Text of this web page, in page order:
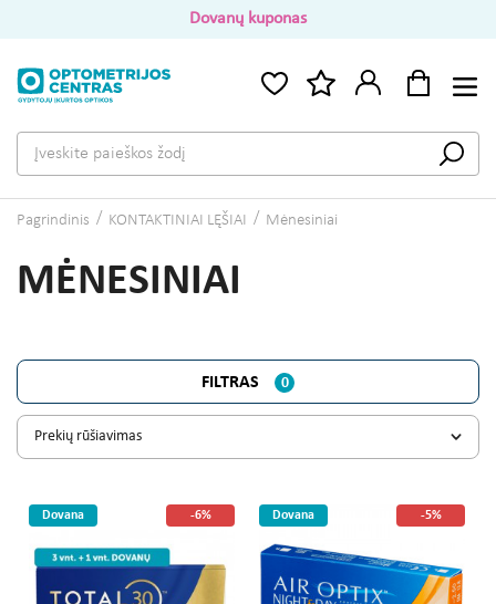
Dovanų kuponas
Pagrindinis KONTAKTINIAI LĘŠIAI Mėnesiniai
MĖNESINIAI
FILTRAS 0
Dovana -6% Dovana -5%